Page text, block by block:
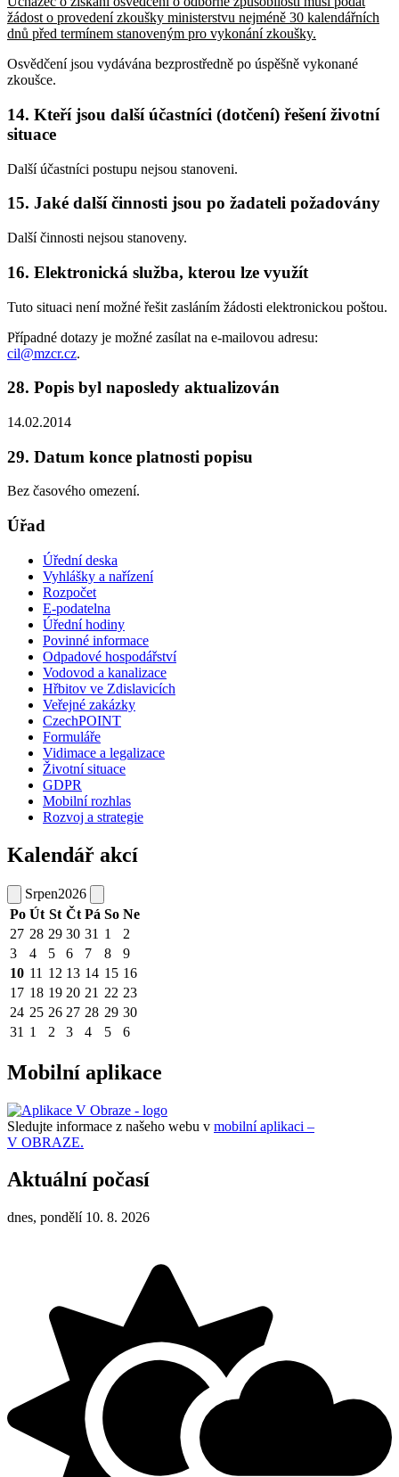
žádost o provedení zkoušky ministerstvu nejméně 30 kalendářních
dnů před termínem stanoveným pro vykonání zkoušky.
Osvědčení jsou vydávána bezprostředně po úspěšně vykonané
zkoušce.
14. Kteří jsou další účastníci (dotčení) řešení životní
situace
Další účastníci postupu nejsou stanoveni.
15. Jaké další činnosti jsou po žadateli požadovány
Další činnosti nejsou stanoveny.
16. Elektronická služba, kterou lze využít
Tuto situaci není možné řešit zasláním žádosti elektronickou poštou.
Případné dotazy je možné zasílat na e-mailovou adresu:
cil@mzcr.cz.
28. Popis byl naposledy aktualizován
14.02.2014
29. Datum konce platnosti popisu
Bez časového omezení.
Úřad
Úřední deska
Vyhlášky a nařízení
Rozpočet
E-podatelna
Úřední hodiny
Povinné informace
Odpadové hospodářství
Vodovod a kanalizace
Hřbitov ve Zdislavicích
Veřejné zakázky
CzechPOINT
Formuláře
Vidimace a legalizace
Životní situace
GDPR
Mobilní rozhlas
Rozvoj a strategie
Kalendář akcí
Srpen2026
Po Út St Čt Pá So Ne
27 28 29 30 31 1
2
3
4 5 6 7 8
9
10 11 12 13 14 15 16
17 18 19 20 21 22 23
24 25 26 27 28 29 30
31 1 2 3 4 5 6
Mobilní aplikace
Sledujte informace z našeho webu v mobilní aplikaci –
V OBRAZE.
Aktuální počasí
dnes, pondělí 10. 8. 2026